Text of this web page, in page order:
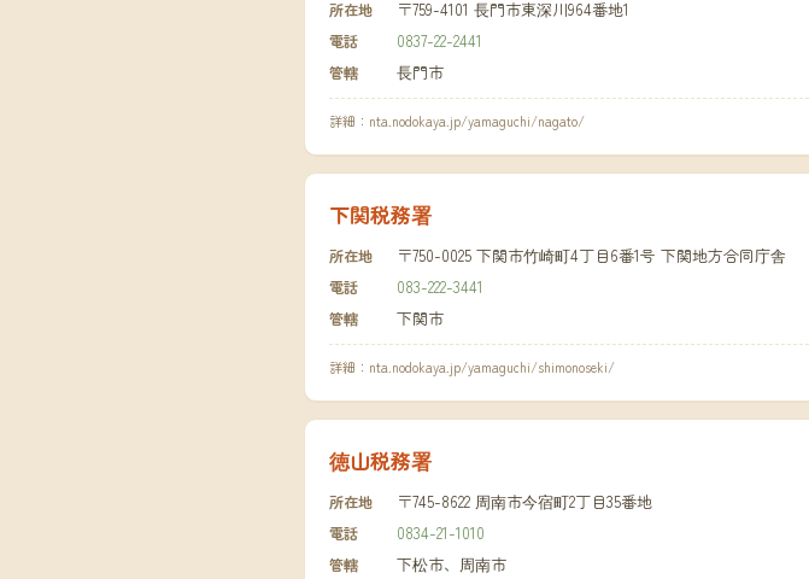
所在地 〒759-4101 長門市東深川964番地1
電話 0837-22-2441
管轄 長門市
詳細： nta.nodokaya.jp/yamaguchi/nagato/
下関税務署
所在地 〒750-0025 下関市竹崎町4丁目6番1号 下関地方合同庁舎
電話 083-222-3441
管轄 下関市
詳細： nta.nodokaya.jp/yamaguchi/shimonoseki/
徳山税務署
所在地 〒745-8622 周南市今宿町2丁目35番地
電話 0834-21-1010
管轄 下松市、周南市